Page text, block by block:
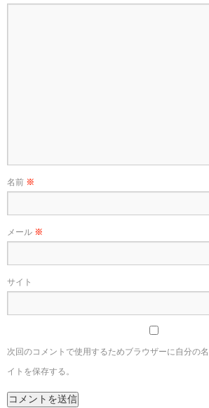
名前 ※
メール ※
サイト
次回のコメントで使用するためブラウザーに自分の
イトを保存する。